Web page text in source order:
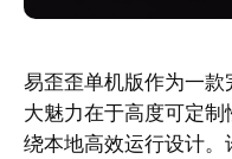
易歪歪单机版作为一
大魅力在于高度可定
绕本地高效运行设计